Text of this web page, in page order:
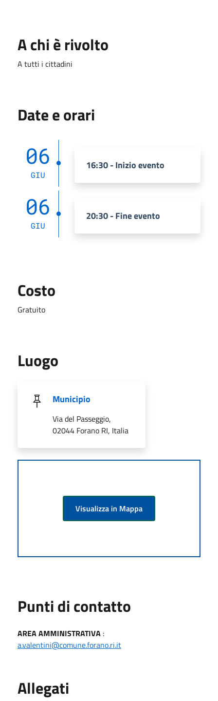
A chi è rivolto
A tutti i cittadini
Date e orari
06
GIU
16:30 - Inizio evento
06
GIU
20:30 - Fine evento
Costo
Gratuito
Luogo
Municipio
Via del Passeggio,
02044 Forano RI, Italia
Visualizza in Mappa
Punti di contatto
AREA AMMINISTRATIVA :
a.valentini@comune.forano.ri.it
Allegati